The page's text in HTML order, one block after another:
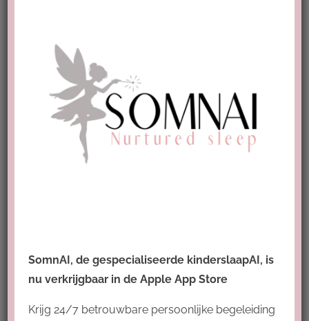
SomnAI, de gespecialiseerde kinderslaapAI, is
nu verkrijgbaar in de Apple App Store
Krijg 24/7 betrouwbare persoonlijke begeleiding